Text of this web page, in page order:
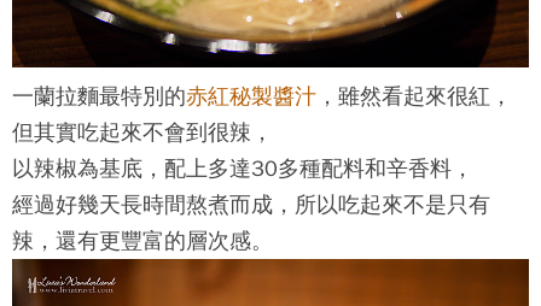
一蘭拉麵最特別的赤紅秘製醬汁 ，雖然看起來很紅，
但其實吃起來不會到很辣，
以辣椒為基底，配上多達30多種配料和辛香料，
經過好幾天長時間熬煮而成，所以吃起來不是只有
辣，還有更豐富的層次感。